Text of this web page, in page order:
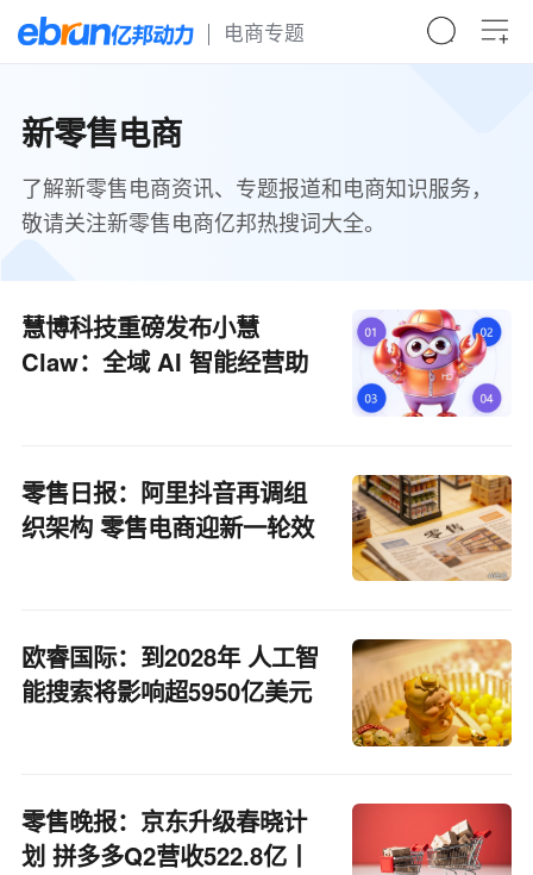
电商专题
新零售电商
了解新零售电商资讯、专题报道和电商知识服务，
敬请关注新零售电商亿邦热搜词大全。
慧博科技重磅发布小慧
Claw：全域 AI 智能经营助
零售日报：阿里抖音再调组
织架构 零售电商迎新一轮效
欧睿国际：到2028年 人工智
能搜索将影响超5950亿美元
零售晚报：京东升级春晓计
划 拼多多Q2营收522.8亿丨